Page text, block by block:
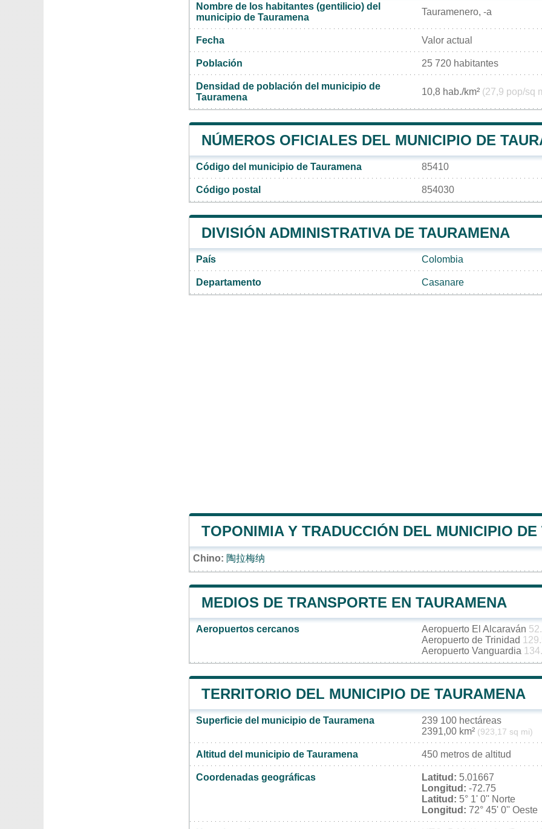
Nombre de los habitantes (gentilicio) del
municipio de Tauramena
Tauramenero, -a
Fecha Valor actual
Población 25 720 habitantes
Densidad de población del municipio de
Tauramena
10,8 hab./km² (27,9 pop/sq
NÚMEROS OFICIALES DEL MUNICIPIO DE
Código del municipio de Tauramena 85410
Código postal 854030
DIVISIÓN ADMINISTRATIVA DE TAURAMENA
País Colombia
Departamento Casanare
TOPONIMIA Y TRADUCCIÓN DEL MUNICIPIO DE
Chino: 陶拉梅纳
MEDIOS DE TRANSPORTE EN TAURAMENA
Aeropuertos cercanos Aeropuerto El Alcaraván
Aeropuerto de Trinidad
Aeropuerto Vanguardia
TERRITORIO DEL MUNICIPIO DE TAURAMENA
Superficie del municipio de Tauramena
239 100 hectáreas
2391,00 km² (923,17 sq mi)
Altitud del municipio de Tauramena 450 metros de altitud
Coordenadas geográficas Latitud: 5.01667
Longitud: -72.75
Latitud: 5° 1' 0'' Norte
Longitud: 72° 45' 0'' Oeste